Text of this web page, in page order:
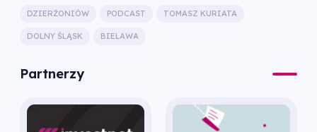
DZIERŻONIÓW PODCAST TOMASZ KURIATA
DOLNY ŚLĄSK BIELAWA
Partnerzy